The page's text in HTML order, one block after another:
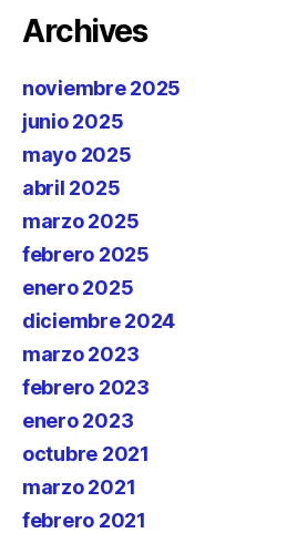
Archives
noviembre 2025
junio 2025
mayo 2025
abril 2025
marzo 2025
febrero 2025
enero 2025
diciembre 2024
marzo 2023
febrero 2023
enero 2023
octubre 2021
marzo 2021
febrero 2021